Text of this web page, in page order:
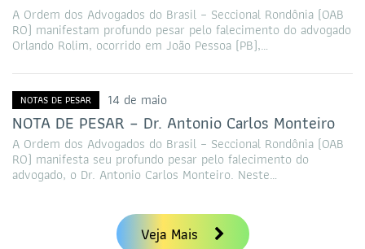
A Ordem dos Advogados do Brasil – Seccional Rondônia (OAB
RO) manifestam profundo pesar pelo falecimento do advogado
Orlando Rolim, ocorrido em João Pessoa (PB),…
NOTAS DE PESAR 14 de maio
NOTA DE PESAR – Dr. Antonio Carlos Monteiro
A Ordem dos Advogados do Brasil – Seccional Rondônia (OAB
RO) manifesta seu profundo pesar pelo falecimento do
advogado, o Dr. Antonio Carlos Monteiro. Neste…
Veja Mais